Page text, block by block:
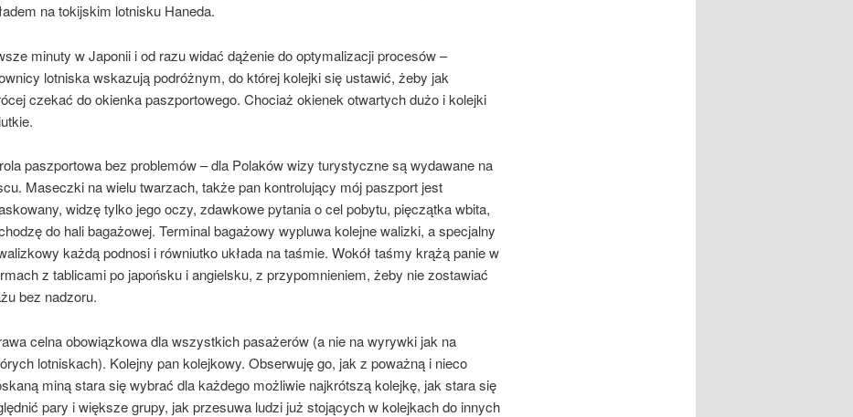
na tokijskim lotnisku Haneda.
minuty w Japonii i od razu widać dążenie do optymalizacji procesów –
lotniska wskazują podróżnym, do której kolejki się ustawić, żeby jak
czekać do okienka paszportowego. Chociaż okienek otwartych dużo i kolejki
paszportowa bez problemów – dla Polaków wizy turystyczne są wydawane na
Maseczki na wielu twarzach, także pan kontrolujący mój paszport jest
widzę tylko jego oczy, zdawkowe pytania o cel pobytu, pięczątka wbita,
do hali bagażowej. Terminal bagażowy wypluwa kolejne walizki, a specjalny
każdą podnosi i równiutko układa na taśmie. Wokół taśmy krążą panie w
z tablicami po japońsku i angielsku, z przypomnieniem, żeby nie zostawiać
bez nadzoru.
celna obowiązkowa dla wszystkich pasażerów (a nie na wyrywki jak na
lotniskach). Kolejny pan kolejkowy. Obserwuję go, jak z poważną i nieco
miną stara się wybrać dla każdego możliwie najkrótszą kolejkę, jak stara się
pary i większe grupy, jak przesuwa ludzi już stojących w kolejkach do innych